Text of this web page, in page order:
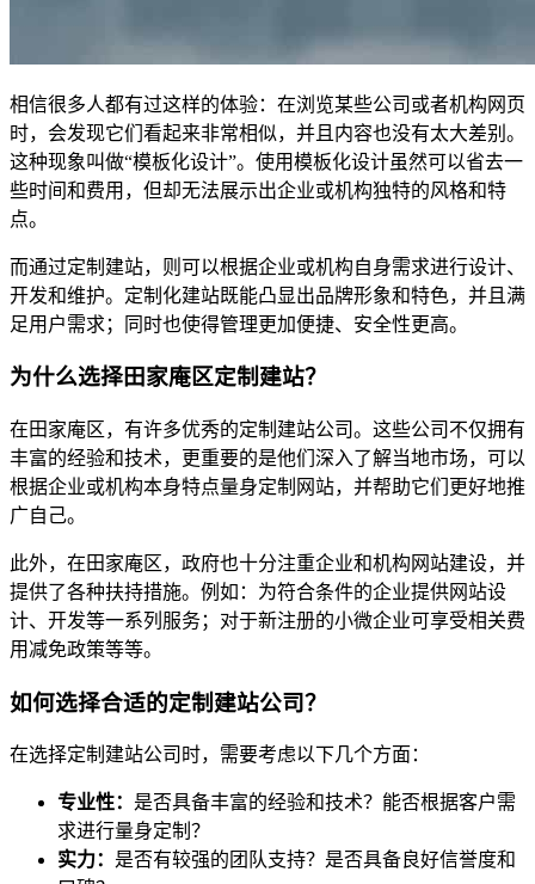
相信很多人都有过这样的体验：在浏览某些公司或者机构网页
时，会发现它们看起来非常相似，并且内容也没有太大差别。
这种现象叫做“模板化设计”。使用模板化设计虽然可以省去一
些时间和费用，但却无法展示出企业或机构独特的风格和特
点。
而通过定制建站，则可以根据企业或机构自身需求进行设计、
开发和维护。定制化建站既能凸显出品牌形象和特色，并且满
足用户需求；同时也使得管理更加便捷、安全性更高。
为什么选择田家庵区定制建站？
在田家庵区，有许多优秀的定制建站公司。这些公司不仅拥有
丰富的经验和技术，更重要的是他们深入了解当地市场，可以
根据企业或机构本身特点量身定制网站，并帮助它们更好地推
广自己。
此外，在田家庵区，政府也十分注重企业和机构网站建设，并
提供了各种扶持措施。例如：为符合条件的企业提供网站设
计、开发等一系列服务；对于新注册的小微企业可享受相关费
用减免政策等等。
如何选择合适的定制建站公司？
在选择定制建站公司时，需要考虑以下几个方面：
专业性： 是否具备丰富的经验和技术？能否根据客户需
求进行量身定制？
实力： 是否有较强的团队支持？是否具备良好信誉度和